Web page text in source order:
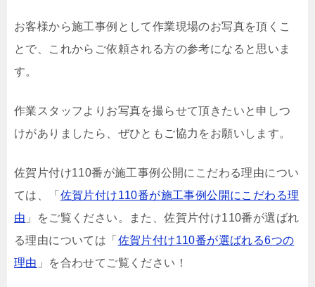
お客様から施工事例として作業現場のお写真を頂くこ
とで、これからご依頼される方の参考になると思いま
す。
作業スタッフよりお写真を撮らせて頂きたいと申しつ
けがありましたら、ぜひともご協力をお願いします。
佐賀片付け110番が施工事例公開にこだわる理由につい
ては、「 佐賀片付け110番が施工事例公開にこだわる理
由 」をご覧ください。また、佐賀片付け110番が選ばれ
る理由については「 佐賀片付け110番が選ばれる6つの
理由 」を合わせてご覧ください！